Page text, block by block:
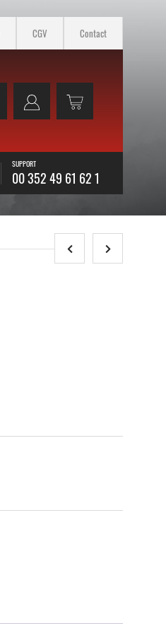
CGV Contact
SUPPORT
00 352 49 61 62 1